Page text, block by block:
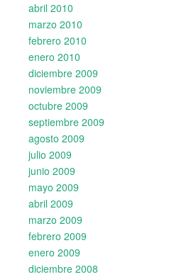
abril 2010
marzo 2010
febrero 2010
enero 2010
diciembre 2009
noviembre 2009
octubre 2009
septiembre 2009
agosto 2009
julio 2009
junio 2009
mayo 2009
abril 2009
marzo 2009
febrero 2009
enero 2009
diciembre 2008